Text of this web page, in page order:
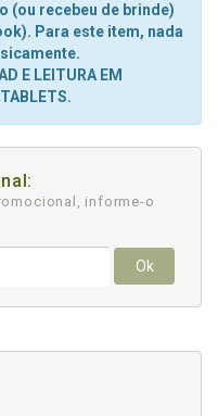
(ou recebeu de brinde)
Para este item, nada
E LEITURA EM
informe-o
Ok